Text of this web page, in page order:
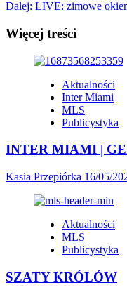
wpisy
Dalej: LIVE: zimowe
Więcej treści
Aktualności
Inter Miami
MLS
Publicystyka
INTER MIAMI |
Kasia Przepiórka 16/05/
Aktualności
MLS
Publicystyka
SZATY KRÓLÓW